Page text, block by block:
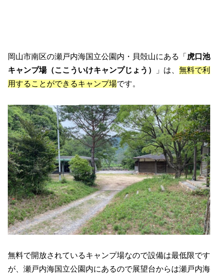
岡山市南区の瀬戸内海国立公園内・貝殻山にある「 虎口池
キャンプ場（ここういけキャンプじょう）
」は、 無料で利
用することができるキャンプ場です。
無料で開放されているキャンプ場なので設備は最低限です
が、瀬戸内海国立公園内にあるので展望台からは瀬戸内海